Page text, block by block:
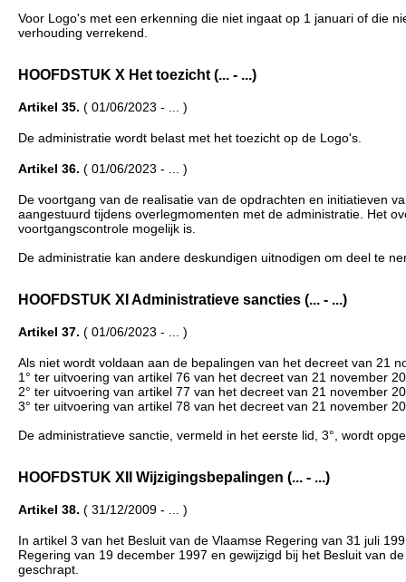
Voor Logo's met een erkenning die niet ingaat op 1 januari of die
verhouding verrekend.
HOOFDSTUK X Het toezicht (... - ...)
Artikel 35. ( 01/06/2023 - ... )
De administratie wordt belast met het toezicht op de Logo's.
Artikel 36. ( 01/06/2023 - ... )
De voortgang van de realisatie van de opdrachten en initiatieven
aangestuurd tijdens overlegmomenten met de administratie. Het
voortgangscontrole mogelijk is.
De administratie kan andere deskundigen uitnodigen om deel te
HOOFDSTUK XI Administratieve sancties (... - ...)
Artikel 37. ( 01/06/2023 - ... )
Als niet wordt voldaan aan de bepalingen van het decreet van 21
1° ter uitvoering van artikel 76 van het decreet van 21 november
2° ter uitvoering van artikel 77 van het decreet van 21 november
3° ter uitvoering van artikel 78 van het decreet van 21 november
De administratieve sanctie, vermeld in het eerste lid, 3°, wordt
HOOFDSTUK XII Wijzigingsbepalingen (... - ...)
Artikel 38. ( 31/12/2009 - ... )
In artikel 3 van het Besluit van de Vlaamse Regering van 31 juli
Regering van 19 december 1997 en gewijzigd bij het Besluit van
geschrapt.